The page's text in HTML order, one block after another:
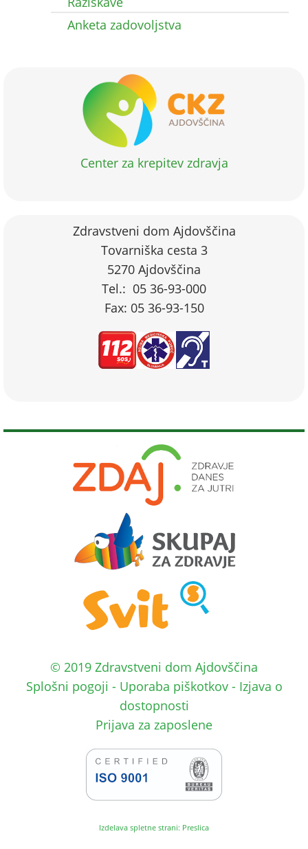
Anketa zadovoljstva
Center za krepitev zdravja
Zdravstveni dom Ajdovščina
Tovarniška cesta 3
5270 Ajdovščina
Tel.: 05 36-93-000
Fax: 05 36-93-150
© 2019 Zdravstveni dom Ajdovščina
Splošni pogoji - Uporaba piškotkov- Izjava o
dostopnosti
Prijava za zaposlene
Izdelava spletne strani: Preslica